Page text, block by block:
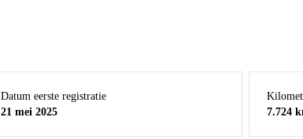
Datum eerste registratie
21 mei 2025
7.724